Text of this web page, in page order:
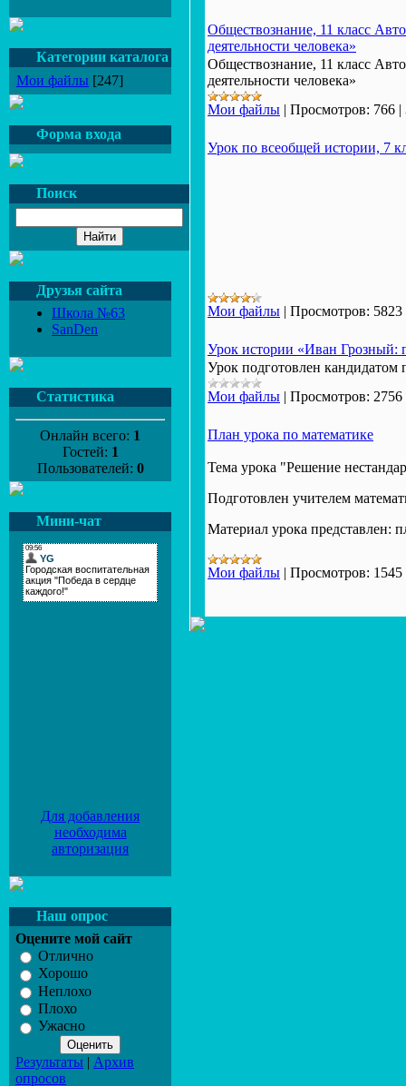
Категории каталога
Мои файлы [247]
Форма входа
Поиск
Друзья сайта
Школа №63
SanDen
Статистика
Онлайн всего: 1
Гостей: 1
Пользователей: 0
Мини-чат
Для добавления
необходима
авторизация
Наш опрос
Оцените мой сайт
Отлично
Хорошо
Неплохо
Плохо
Ужасно
Результаты | Архив
опросов
Обществознание, 11 класс
деятельности человека»
Обществознание, 11 класс
деятельности человека»
Мои файлы | Просмотров: 766 |
Урок по всеобщей истории, 7
Мои файлы | Просмотров: 5823
Урок истории «Иван Грозный:
Урок подготовлен
Мои файлы | Просмотров: 2756
План урока по математике
Тема урока "Решение
Подготовлен учителем
Материал урока представлен:
Мои файлы | Просмотров: 1545